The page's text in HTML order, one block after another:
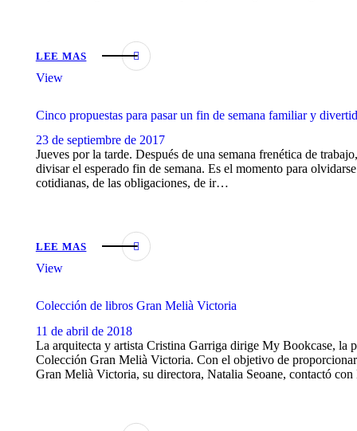
LEE MAS
View
Cinco propuestas para pasar un fin de semana familiar y
23 de septiembre de 2017
Jueves por la tarde. Después de una semana frenética de
divisar el esperado fin de semana. Es el momento para
cotidianas, de las obligaciones, de ir…
LEE MAS
View
Colección de libros Gran Melià Victoria
11 de abril de 2018
La arquitecta y artista Cristina Garriga dirige My Bookcase, la
Colección Gran Melià Victoria. Con el objetivo de
Gran Melià Victoria, su directora, Natalia Seoane, contactó